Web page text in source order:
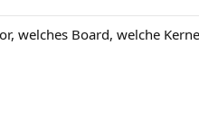
welches Board, welche